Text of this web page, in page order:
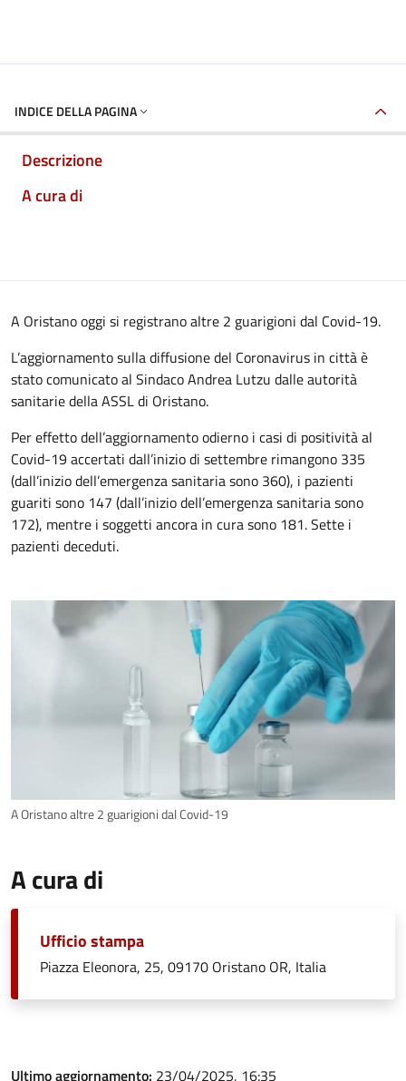
INDICE DELLA PAGINA
Descrizione
A cura di
A Oristano oggi si registrano altre 2 guarigioni dal Covid-19.
L’aggiornamento sulla diffusione del Coronavirus in città è
stato comunicato al Sindaco Andrea Lutzu dalle autorità
sanitarie della ASSL di Oristano.
Per effetto dell’aggiornamento odierno i casi di positività al
Covid-19 accertati dall’inizio di settembre rimangono 335
(dall’inizio dell’emergenza sanitaria sono 360), i pazienti
guariti sono 147 (dall’inizio dell’emergenza sanitaria sono
172), mentre i soggetti ancora in cura sono 181. Sette i
pazienti deceduti.
A Oristano altre 2 guarigioni dal Covid-19
A cura di
Ufficio stampa
Piazza Eleonora, 25, 09170 Oristano OR, Italia
Ultimo aggiornamento: 23/04/2025, 16:35